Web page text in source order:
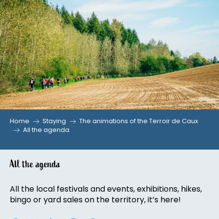
Aller
au
contenu
principal
Home Staying
The animations of the Terroir de Caux
All the agenda
All the agenda
All the local festivals and events, exhibitions, hikes,
bingo or yard sales on the territory, it’s here!